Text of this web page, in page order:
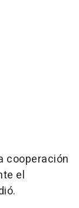
cooperación
el